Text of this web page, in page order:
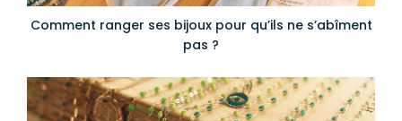
Comment ranger ses bijoux pour qu’ils ne s’abîment
pas ?